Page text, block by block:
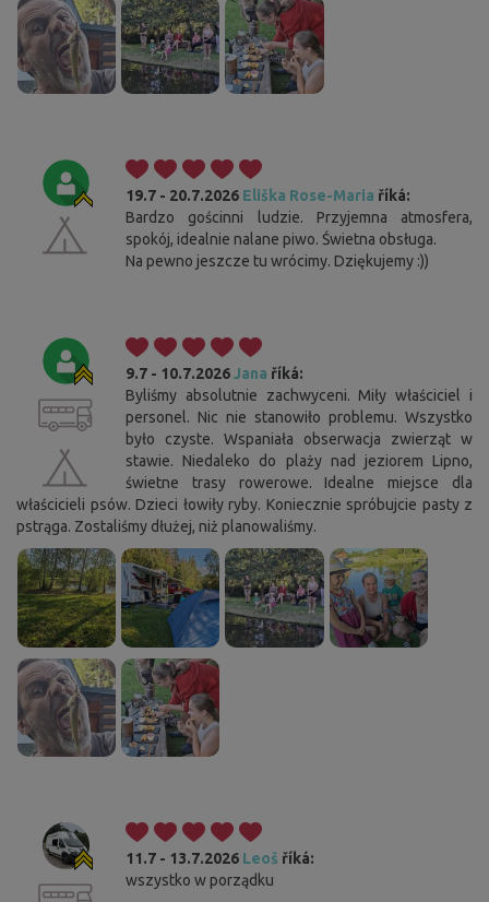
19.7 - 20.7.2026 Eliška Rose-Maria říká:
Bardzo gościnni ludzie. Przyjemna atmosfera,
spokój, idealnie nalane piwo. Świetna obsługa.
Na pewno jeszcze tu wrócimy. Dziękujemy :))
9.7 - 10.7.2026Jana říká:
Byliśmy absolutnie zachwyceni. Miły właściciel i
personel. Nic nie stanowiło problemu. Wszystko
było czyste. Wspaniała obserwacja zwierząt w
stawie. Niedaleko do plaży nad jeziorem Lipno,
świetne trasy rowerowe. Idealne miejsce dla
właścicieli psów. Dzieci łowiły ryby. Koniecznie spróbujcie pasty z
pstrąga. Zostaliśmy dłużej, niż planowaliśmy.
11.7 - 13.7.2026 Leoš říká:
wszystko w porządku